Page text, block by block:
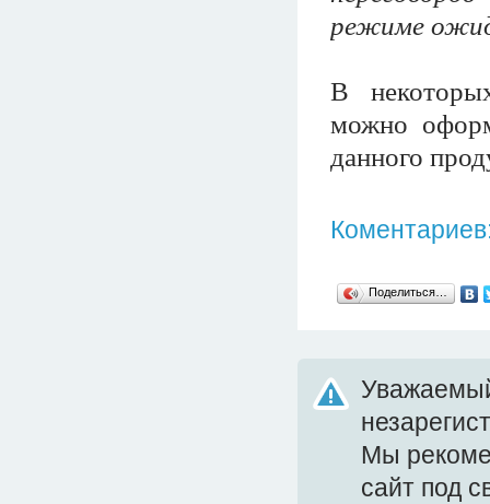
режиме
В
можно
данного
Поделиться…
Мы
сайт под